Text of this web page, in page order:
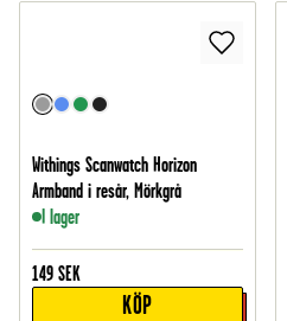
Withings Scanwatch Horizon
Armband i resår, Mörkgrå
I lager
149 SEK
KÖP